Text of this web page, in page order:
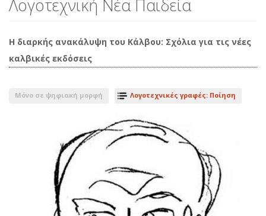
Λογοτεχνική Νέα Παιδεία
Η διαρκής ανακάλυψη του Κάλβου: Σχόλια για τις νέες
καλβικές εκδόσεις
Μόνο σε ψηφιακή μορφή Λογοτεχνικές γραφές: Ποίηση